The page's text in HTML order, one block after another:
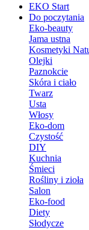
EKO Start
Do poczytania
Eko-beauty
Jama ustna
Kosmetyki
Olejki
Paznokcie
Skóra i ciało
Twarz
Usta
Włosy
Eko-dom
Czystość
DIY
Kuchnia
Śmieci
Rośliny i zioła
Salon
Eko-food
Diety
Słodycze